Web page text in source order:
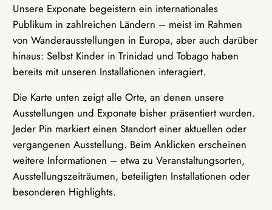
Unsere Exponate begeistern ein internationales
Publikum in zahlreichen Ländern – meist im Rahmen
von Wanderausstellungen in Europa, aber auch darüber
hinaus: Selbst Kinder in Trinidad und Tobago haben
bereits mit unseren Installationen interagiert.
Die Karte unten zeigt alle Orte, an denen unsere
Ausstellungen und Exponate bisher präsentiert wurden.
Jeder Pin markiert einen Standort einer aktuellen oder
vergangenen Ausstellung. Beim Anklicken erscheinen
weitere Informationen – etwa zu Veranstaltungsorten,
Ausstellungszeiträumen, beteiligten Installationen oder
besonderen Highlights.